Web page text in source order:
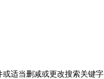
适当删减或更改搜索关键字